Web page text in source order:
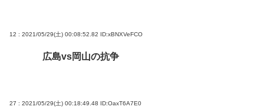
12 : 2021/05/29(土) 00:08:52.82 ID:xBNXVeFCO
広島vs岡山の抗争
27 : 2021/05/29(土) 00:18:49.48 ID:OaxT6A7E0